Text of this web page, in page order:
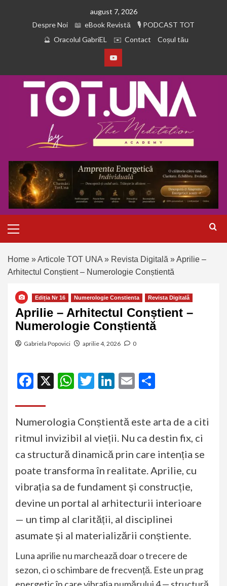
august 7, 2026
Despre Noi
eBook Revistă
PODCAST TOT
Oracolul GabriEL
Contact Coșul tău
Home »Articole TOT UNA » Revista Digitală »Aprilie –
Arhitectul Conștient – Numerologie Conștientă
Ediția Nr 16 Numerologie Constienta Revista Digitală
Aprilie – Arhitectul Conștient –
Numerologie Conștientă
Gabriela Popovici aprilie 4, 2026 0
Facebook
X WhatsApp
Twitter
LinkedIn
Email
Numerologia Conștientă este arta de a citi
ritmul invizibil al vieții. Nu ca destin fix, ci
ca structură dinamică prin care intenția se
poate transforma în realitate. Aprilie, cu
vibrația sa de fundament și construcție,
devine un portal al arhitecturii interioare
— un timp al clarității, al disciplinei
asumate și al materializării conștiente.
Luna aprilie nu marchează doar o trecere de
sezon, ci o schimbare de frecvență. Este un prag